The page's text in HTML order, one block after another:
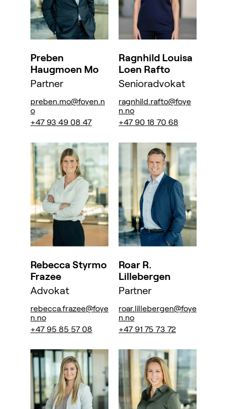
Preben
Haugmoen Mo
Partner
preben.mo@foyen.n
o
+47 93 49 08 47
Ragnhild Louisa
Loen Rafto
Senioradvokat
ragnhild.rafto@foye
n.no
+47 90 18 70 68
Rebecca Styrmo
Frazee
Advokat
rebecca.frazee@foye
n.no
+47 95 85 57 08
Roar R.
Lillebergen
Partner
roar.lillebergen@foye
n.no
+47 91 75 73 72